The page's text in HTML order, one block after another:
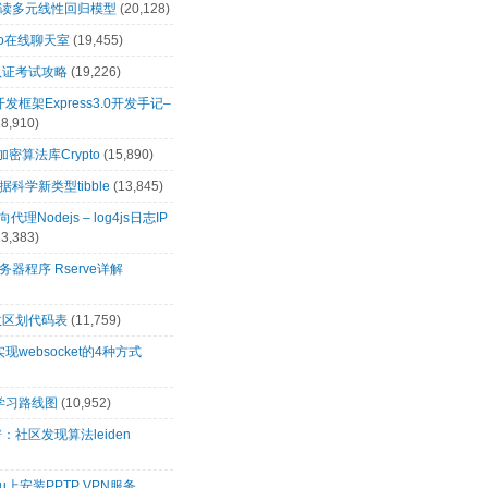
多元线性回归模型 (20,128)
在线聊天室 (19,455)
考试攻略 (19,226)
发框架Express3.0开发手记–
密算法库Crypto (15,890)
科学新类型tibble (13,845)
代理Nodejs – log4js日志IP
器程序 Rserve详解
划代码表 (11,759)
现websocket的4种方式
习路线图 (10,952)
社区发现算法leiden